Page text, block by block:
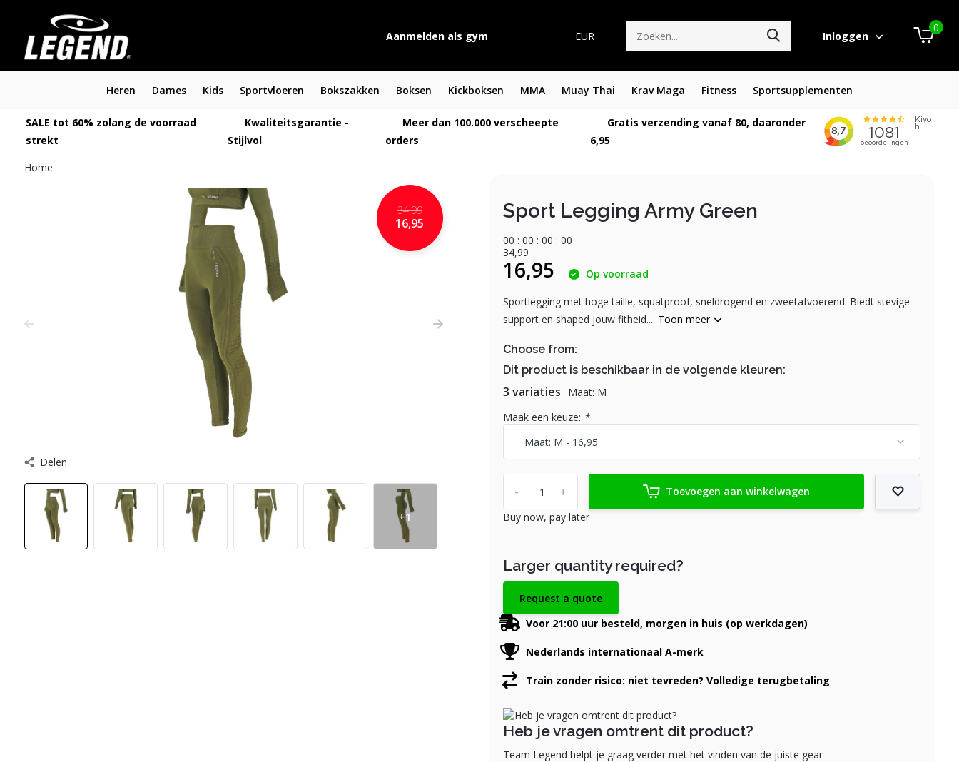
Aanmelden als gym EUR Inloggen
0
Heren Dames Kids Sportvloeren Bokszakken Boksen Kickboksen MMA Muay Thai Krav Maga Fitness Sportsupplementen
SALE tot 60% zolang de voorraad
strekt
Kwaliteitsgarantie -
Stijlvol
Meer dan 100.000 verscheepte
orders
Gratis verzending vanaf 80, daaronder
6,95
Home
34,99
16,95
Delen
+1
Sport Legging Army Green
00 : 00 : 00 : 00
34,99
16,95 Op voorraad
Sportlegging met hoge taille, squatproof, sneldrogend en zweetafvoerend. Biedt stevige
support en shaped jouw fitheid.... Toon meer
Choose from:
Dit product is beschikbaar in de volgende kleuren:
3 variaties
Maat: M
Maak een keuze: *
+
-
Toevoegen aan winkelwagen
Buy now, pay later
Larger quantity required?
Request a quote
Voor 21:00 uur besteld, morgen in huis (op werkdagen)
Nederlands internationaal A-merk
Train zonder risico: niet tevreden? Volledige terugbetaling
Heb je vragen omtrent dit product?
Team Legend helpt je graag verder met het vinden van de juiste gear